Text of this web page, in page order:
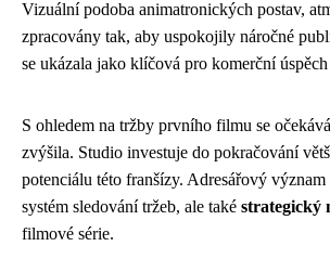
Vizuální podoba animatronických postav,
zpracovány tak, aby uspokojily náročné
se ukázala jako klíčová pro komerční
S ohledem na tržby prvního filmu se
zvýšila. Studio investuje do pokračování
potenciálu této franšízy. Adresářový
systém sledování tržeb, ale také strategický
filmové série.